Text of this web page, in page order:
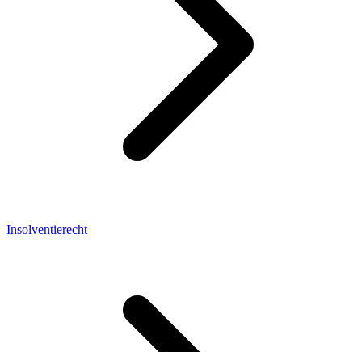
Insolventierecht